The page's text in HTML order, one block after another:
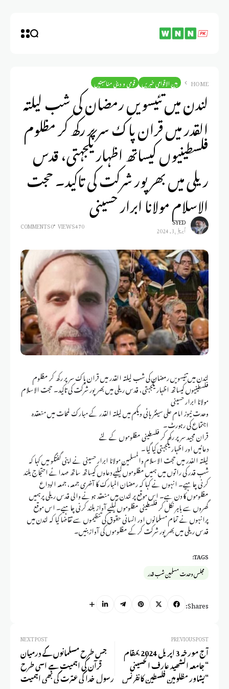
HOME بین الاقوامی خبریں قومی و دینی مناسبتیں
لندن میں تئیسویں رمضان کی شب لیلتہ
القدر میں قران پاک سر پر رکھ کر مظلوم
فلسطینیوں کیساتھ اظہار یکجہتی، قدس
ریلی میں بھرپور شرکت کی تاکید۔ حجت
الاسلام مولانا ابرار حسینی
SYED
أبريل 3, 2024 470 VIEWS
0 COMMENTS
لندن میں تئیسویں رمضان کی شب لیلتہ القدر میں قران پاک سر پر رکھ کر مظلوم
فلسطینیوں کیساتھ اظہار یکجہتی، قدس ریلی میں بھرپور شرکت کی تاکید۔ حجت الاسلام
مولانا ابرار حسینی
وحدت نیوز امام علی سینٹر ہائی ویکم میں لیلتہ القدر کے مبارک لمحات میں منعقدہ
اجتماع کی رہورٹ۔
قران مجید سر پر رکھ کر فلسطینی مظلوموں کے لئے
دعائیں اور اظہار یکجہتی کیا گیا۔
لیلتہ الفدر میں حجت الاسلام والمسلمین مولانا ابرار حسینی نے اپنی گفتگو میں کہا کہ
شب قدر کی راتوں میں ہمیں مظلوموں کیلیے دعاوں کیساتھ ساتھ صدائے احتجاج بلند
کرنی چاہیے۔ انہوں نے کہا کہ رمضان المبارک کا آخری جمعہ، جمعہ الوداع
مظلوموں کا دن ہے۔ اس موقع پر لندن میں منعقد ہونے والی قدس ریلی پرہمیں
گھروں سے باہر نکل کر فلسطینی مظلوموں کیلیے آواز بلند کرنی چاہیے۔ اس موقع
پرانہوں نے تمام مسلمانوں اور انسانی حقوق کی تنظیموں سے تقاضا کیا کہ لندن میں
قدس ریلی میں بھرپور شرکت کرکے مظلوموں کی آواز بنیں۔
TAGS:
مجلس وحدت مسلمین شب قدر
Shares:
PREVIOUS POST
آج مورخہ 3 اپریل 2024 بمقام
“جامعہ الشھید عارف الحسینی
“پشاور مظلومین فلسطین کانفرنس
NEXT POST
جس طرح مسلمانوں کے درمیان
قرآن کی اہمیت ہے اسی طرح
رسول خدا کی عترت کی بھی اہمیت